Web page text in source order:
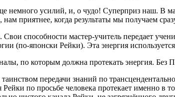
немного усилий, и, о чудо! Суперприз наш. В
приятнее, когда результаты мы получаем
способности мастер-учитель передает
(по-японски Рейки). Эта энергия
по которым должна протекать энергия. Без
передачи знаний по
по просьбе человека протекает именно в